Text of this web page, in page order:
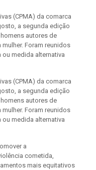
(CPMA) da comarca
a segunda edição
autores de
Foram reunidos
medida alternativa
(CPMA) da comarca
a segunda edição
autores de
Foram reunidos
medida alternativa
a
cometida,
mais equitativos